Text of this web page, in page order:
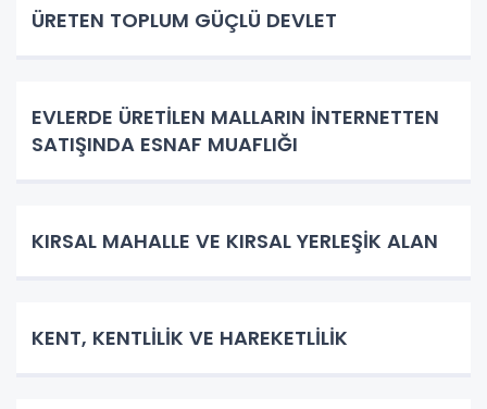
ÜRETEN TOPLUM GÜÇLÜ DEVLET
EVLERDE ÜRETİLEN MALLARIN İNTERNETTEN
SATIŞINDA ESNAF MUAFLIĞI
KIRSAL MAHALLE VE KIRSAL YERLEŞİK ALAN
KENT, KENTLİLİK VE HAREKETLİLİK